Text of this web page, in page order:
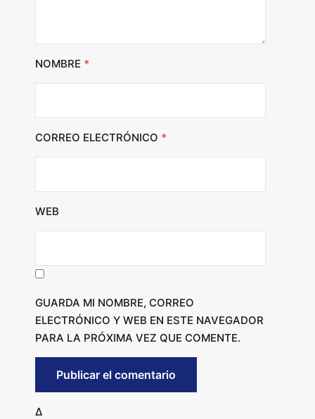
NOMBRE *
CORREO ELECTRÓNICO *
WEB
GUARDA MI NOMBRE, CORREO
ELECTRÓNICO Y WEB EN ESTE NAVEGADOR
PARA LA PRÓXIMA VEZ QUE COMENTE.
Δ